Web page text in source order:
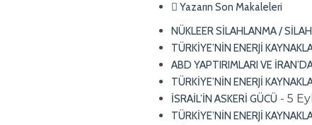
Yazarın Son Makaleleri
NÜKLEER SİLAHLANMA /
TÜRKİYE’NİN ENERJİ
ABD YAPTIRIMLARI VE
TÜRKİYE’NİN ENERJİ
İSRAİL’İN ASKERİ GÜCÜ - 5
TÜRKİYE’NİN ENERJİ